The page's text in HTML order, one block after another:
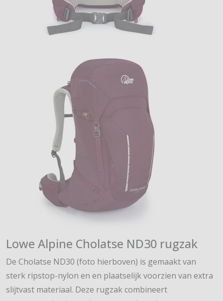
Lowe Alpine Cholatse ND30 rugzak
De Cholatse ND30 (foto hierboven) is gemaakt van
sterk ripstop-nylon en en plaatselijk voorzien van extra
slijtvast materiaal. Deze rugzak combineert